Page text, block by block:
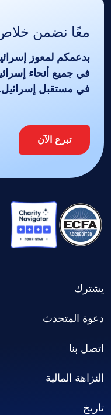
معًا نضمن
بدعمكم لمعوز
في جميع أنحاء
في مستقبل
تبرع الآن
يشترك
دعوة المتحدث
اتصل بنا
النزاهة المالية
تاريخ